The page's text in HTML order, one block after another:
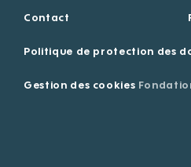
Contact
Politique de protection des
Gestion des cookies